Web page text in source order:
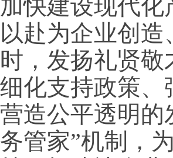
加快建设现代
以赴为企业创
时，发扬礼贤
细化支持政策、
营造公平透明的
务管家”机制，